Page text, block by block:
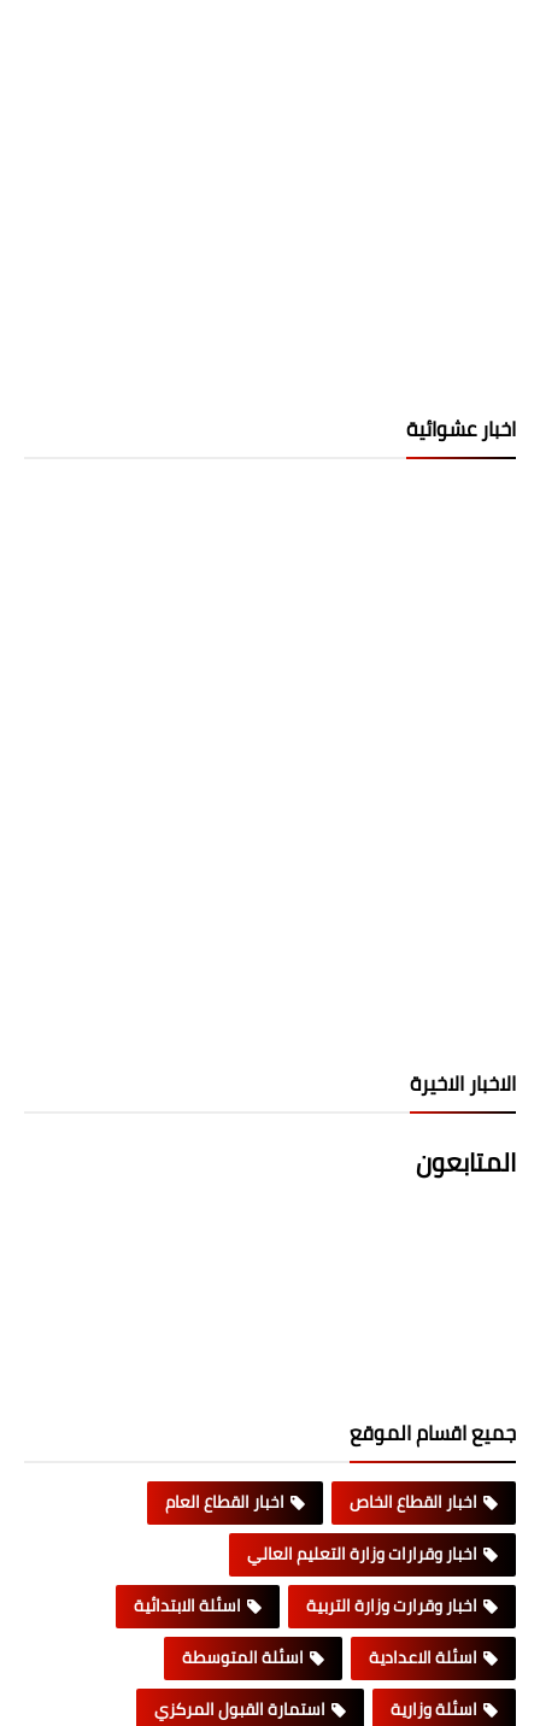
اخبار عشوائية
الاخبار الاخيرة
المتابعون
جميع اقسام الموقع
اخبار القطاع الخاص
اخبار القطاع العام
اخبار وقرارات وزارة التعليم العالي
اخبار وقرارت وزارة التربية
اسئلة الابتدائية
اسئلة الاعدادية
اسئلة المتوسطة
اسئلة وزارية
استمارة القبول المركزي